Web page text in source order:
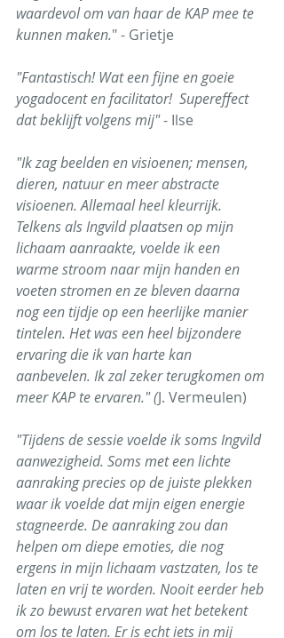
waardevol om van haar de KAP mee te
kunnen maken." - Grietje
"Fantastisch! Wat een fijne en goeie
yogadocent en facilitator!  Supereffect
dat beklijft volgens mij" - Ilse
"Ik zag beelden en visioenen; mensen,
dieren, natuur en meer abstracte
visioenen. Allemaal heel kleurrijk.
Telkens als Ingvild plaatsen op mijn
lichaam aanraakte, voelde ik een
warme stroom naar mijn handen en
voeten stromen en ze bleven daarna
nog een tijdje op een heerlijke manier
tintelen. Het was een heel bijzondere
ervaring die ik van harte kan
aanbevelen. Ik zal zeker terugkomen om
meer KAP te ervaren." (J. Vermeulen)
"Tijdens de sessie voelde ik soms Ingvild
aanwezigheid. Soms met een lichte
aanraking precies op de juiste plekken
waar ik voelde dat mijn eigen energie
stagneerde. De aanraking zou dan
helpen om diepe emoties, die nog
ergens in mijn lichaam vastzaten, los te
laten en vrij te worden. Nooit eerder heb
ik zo bewust ervaren wat het betekent
om los te laten. Er is echt iets in mij